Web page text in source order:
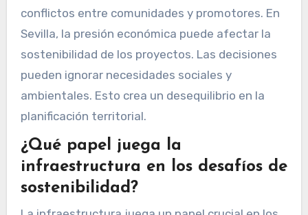
conflictos entre comunidades y promotores. En
Sevilla, la presión económica puede afectar la
sostenibilidad de los proyectos. Las decisiones
pueden ignorar necesidades sociales y
ambientales. Esto crea un desequilibrio en la
planificación territorial.
¿Qué papel juega la
infraestructura en los desafíos de
sostenibilidad?